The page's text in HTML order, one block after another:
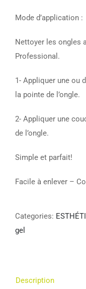
Mode d’application :
Nettoyer les ongles
Professional.
1- Appliquer une ou
la pointe de l’ongle.
2- Appliquer une
de l’ongle.
Simple et parfait!
Facile à enlever –
Categories:
gel
Description